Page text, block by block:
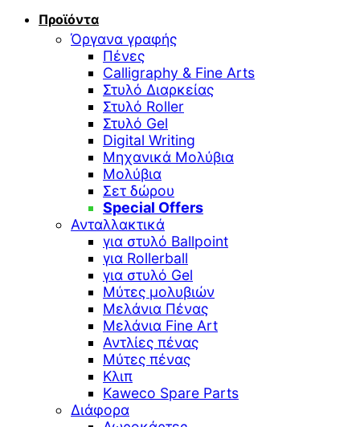
Προϊόντα
Όργανα γραφής
Πένες
Calligraphy & Fine Arts
Στυλό Διαρκείας
Στυλό Roller
Στυλό Gel
Digital Writing
Μηχανικά Μολύβια
Μολύβια
Σετ δώρου
Special Offers
Ανταλλακτικά
για στυλό Ballpoint
για Rollerball
για στυλό Gel
Μύτες μολυβιών
Μελάνια Πένας
Μελάνια Fine Art
Αντλίες πένας
Μύτες πένας
Κλιπ
Kaweco Spare Parts
Διάφορα